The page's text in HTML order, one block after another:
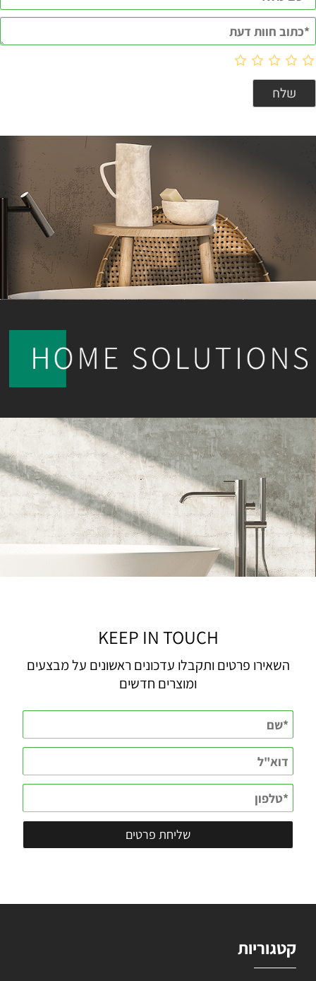
KEEP IN TOUCH
השאירו פרטים ותקבלו עדכונים ראשונים על מבצעים
ומוצרים חדשים
קטגוריות